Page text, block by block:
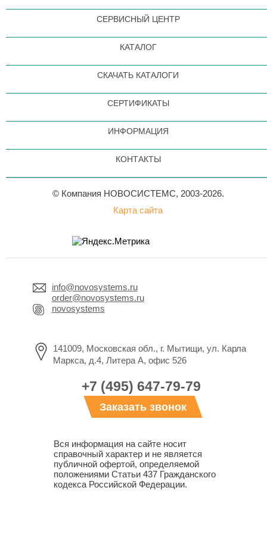
СЕРВИСНЫЙ ЦЕНТР
КАТАЛОГ
СКАЧАТЬ КАТАЛОГИ
СЕРТИФИКАТЫ
ИНФОРМАЦИЯ
КОНТАКТЫ
© Компания НОВОСИСТЕМС, 2003-2026.
Карта сайта
info@novosystems.ru
order@novosystems.ru
novosystems
141009, Московская обл., г. Мытищи, ул. Карла
Маркса, д.4, Литера А, офис 526
+7 (495) 647-79-79
Заказать звонок
Вся информация на сайте носит
справочный характер и не является
публичной офертой, определяемой
положениями Статьи 437 Гражданского
кодекса Российской Федерации.